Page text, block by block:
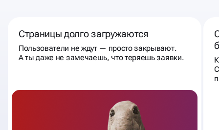
Страницы долго загружаются
Пользователи не ждут — просто закрывают.
А ты даже не замечаешь, что теряешь заявки.